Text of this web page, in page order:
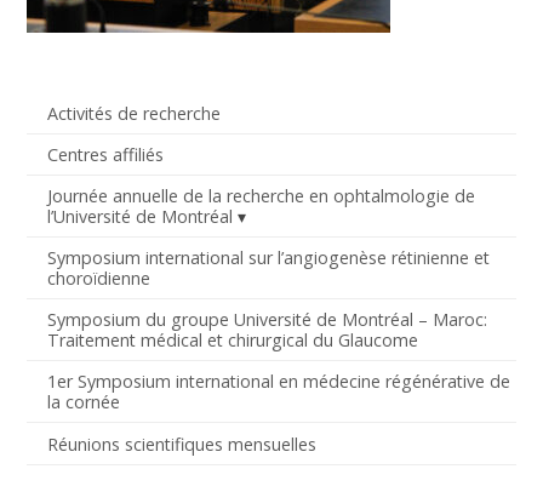
Activités de recherche
Centres affiliés
Journée annuelle de la recherche en ophtalmologie de
l’Université de Montréal
Symposium international sur l’angiogenèse rétinienne et
choroïdienne
Symposium du groupe Université de Montréal – Maroc:
Traitement médical et chirurgical du Glaucome
1er Symposium international en médecine régénérative de
la cornée
Réunions scientifiques mensuelles